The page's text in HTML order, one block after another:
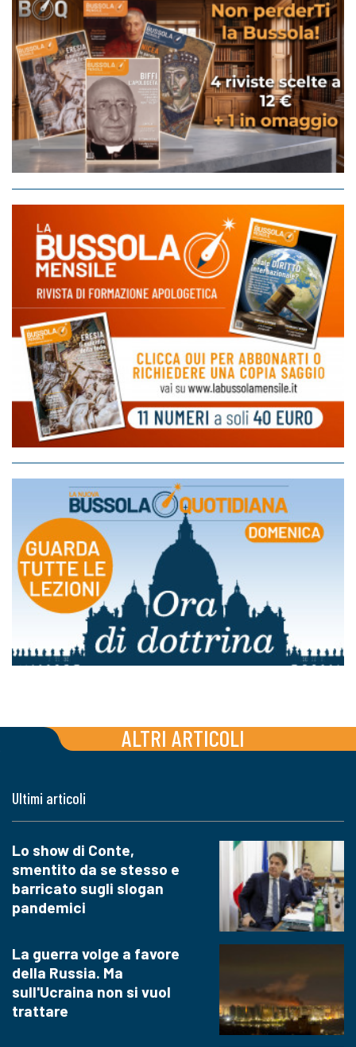
ALTRI ARTICOLI
Ultimi articoli
Lo show di Conte,
smentito da se stesso e
barricato sugli slogan
pandemici
La guerra volge a favore
della Russia. Ma
sull'Ucraina non si vuol
trattare